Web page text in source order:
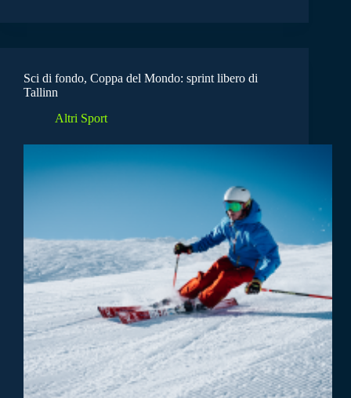
Sci di fondo, Coppa del Mondo: sprint libero di
Tallinn
Altri Sport